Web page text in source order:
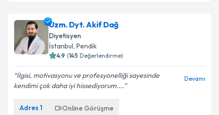
Uzm. Dyt. Akif Dağ
Diyetisyen
İstanbul, Pendik
4.9 (145 Değerlendirme)
İlgisi, motivasyonu ve profesyonelliği sayesinde
kendimi çok daha iyi hissediyorum....
Devamı
Adres 1 Online Görüşme